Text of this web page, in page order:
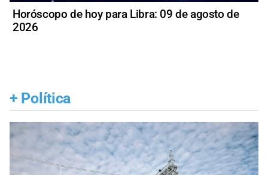
Horóscopo de hoy para Libra: 09 de agosto de
2026
+ Política